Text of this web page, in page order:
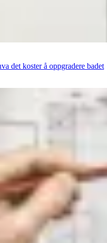
det koster å oppgradere badet